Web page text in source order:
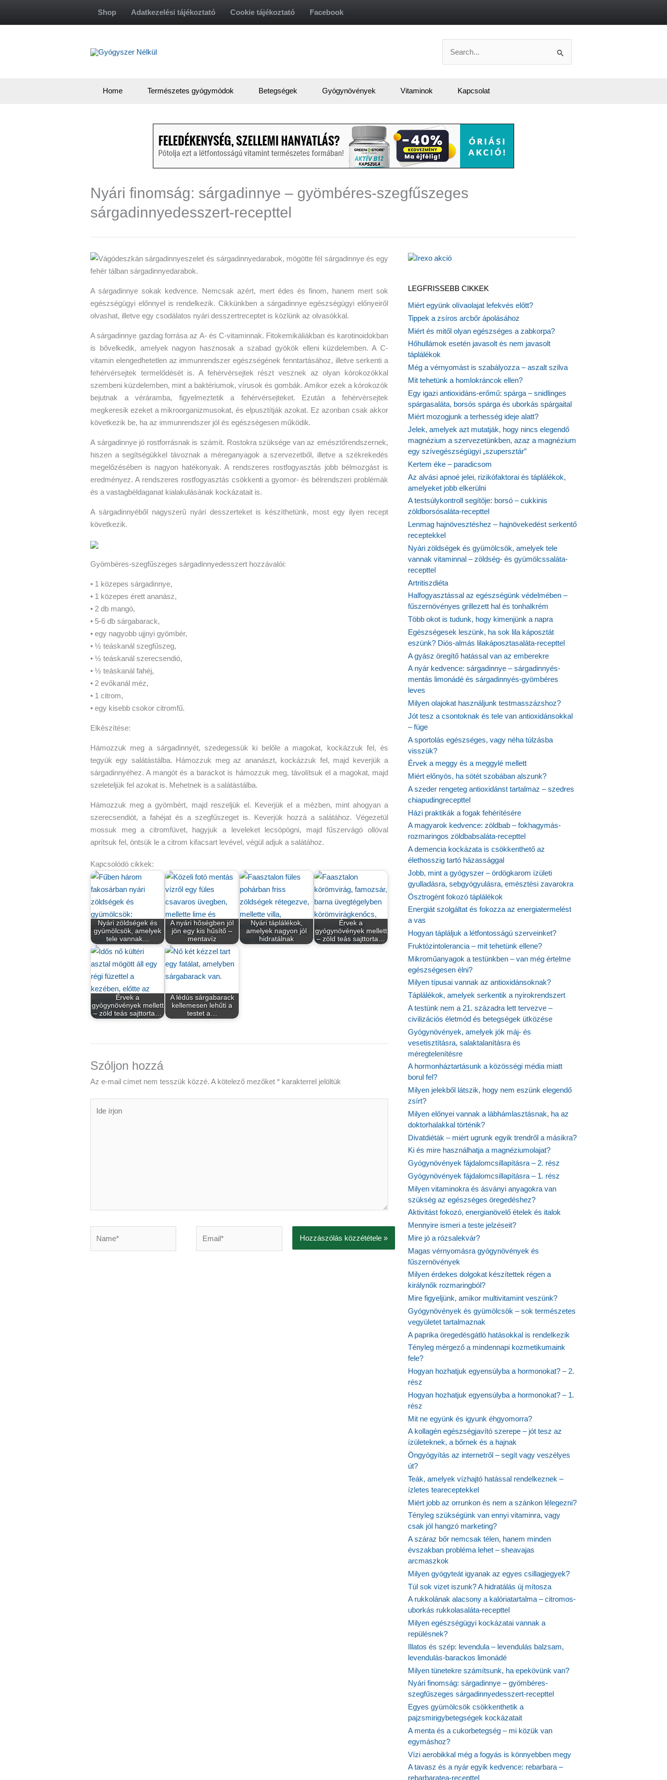
Shop Adatkezelési tájékoztató Cookie tájékoztató Facebook
for:
Home Természetes gyógymódok Betegségek Gyógynövények Vitaminok Kapcsolat
Nyári finomság: sárgadinnye – gyömbéres-szegfűszeges
sárgadinnyedesszert-recepttel
A sárgadinnye sokak kedvence. Nemcsak azért, mert édes és finom, hanem mert sok
egészségügyi előnnyel is rendelkezik. Cikkünkben a sárgadinnye egészségügyi előnyeiről
olvashat, illetve egy csodálatos nyári desszertreceptet is közlünk az olvasókkal.
A sárgadinnye gazdag forrása az A- és C-vitaminnak. Fitokemikáliákban és karotinoidokban
is bővelkedik, amelyek nagyon hasznosak a szabad gyökök elleni küzdelemben. A C-
vitamin elengedhetetlen az immunrendszer egészségének fenntartásához, illetve serkenti a
fehérvérsejtek termelődését is. A fehérvérsejtek részt vesznek az olyan kórokozókkal
szembeni küzdelemben, mint a baktériumok, vírusok és gombák. Amikor ezek a kórokozók
bejutnak a véráramba, figyelmeztetik a fehérvérsejteket. Ezután a fehérvérsejtek
megkeresik ezeket a mikroorganizmusokat, és elpusztítják azokat. Ez azonban csak akkor
következik be, ha az immunrendszer jól és egészségesen működik.
A sárgadinnye jó rostforrásnak is számít. Rostokra szüksége van az emésztőrendszernek,
hiszen a segítségükkel távoznak a méreganyagok a szervezetből, illetve a székrekedés
megelőzésében is nagyon hatékonyak. A rendszeres rostfogyasztás jobb bélmozgást is
eredményez. A rendszeres rostfogyasztás csökkenti a gyomor- és bélrendszeri problémák
és a vastagbéldaganat kialakulásának kockázatait is.
A sárgadinnyéből nagyszerű nyári desszerteket is készíthetünk, most egy ilyen recept
következik.
Gyömbéres-szegfűszeges sárgadinnyedesszert hozzávalói:
• 1 közepes sárgadinnye,
• 1 közepes érett ananász,
• 2 db mangó,
• 5-6 db sárgabarack,
• egy nagyobb ujjnyi gyömbér,
• ½ teáskanál szegfűszeg,
• ½ teáskanál szerecsendió,
• ½ teáskanál fahéj,
• 2 evőkanál méz,
• 1 citrom,
• egy kisebb csokor citromfű.
Elkészítése:
Hámozzuk meg a sárgadinnyét, szedegessük ki belőle a magokat, kockázzuk fel, és
tegyük egy salátástálba. Hámozzuk meg az ananászt, kockázzuk fel, majd keverjük a
sárgadinnyéhez. A mangót és a barackot is hámozzuk meg, távolítsuk el a magokat, majd
szeleteljük fel azokat is. Mehetnek is a salátástálba.
Hámozzuk meg a gyömbért, majd reszeljük el. Keverjük el a mézben, mint ahogyan a
szerecsendiót, a fahéjat és a szegfűszeget is. Keverjük hozzá a salátához. Végezetül
mossuk meg a citromfüvet, hagyjuk a leveleket lecsöpögni, majd fűszervágó ollóval
aprítsuk fel, öntsük le a citrom kifacsart levével, végül adjuk a salátához.
Kapcsolódó cikkek:
Nyári zöldségek és
gyümölcsök, amelyek
tele vannak…
A nyári hőségben jól
jön egy kis hűsítő –
mentavíz
Nyári táplálékok,
amelyek nagyon jól
hidratálnak
Érvek a
gyógynövények mellett
– zöld teás sajttorta…
Érvek a
gyógynövények mellett
– zöld teás sajttorta…
A lédús sárgabarack
kellemesen lehűti a
testet a…
Szóljon hozzá
Az e-mail címet nem tesszük közzé. A kötelező mezőket * karakterrel jelöltük
LEGFRISSEBB CIKKEK
Miért együnk olívaolajat lefekvés előtt?
Tippek a zsíros arcbőr ápolásához
Miért és mitől olyan egészséges a zabkorpa?
Hőhullámok esetén javasolt és nem javasolt
táplálékok
Még a vérnyomást is szabályozza – aszalt szilva
Mit tehetünk a homlokráncok ellen?
Egy igazi antioxidáns-erőmű: spárga – snidlinges
spárgasaláta, borsós spárga és uborkás spárgaital
Miért mozogjunk a terhesség ideje alatt?
Jelek, amelyek azt mutatják, hogy nincs elegendő
magnézium a szervezetünkben, azaz a magnézium
egy szívegészségügyi „szupersztár”
Kertem éke – paradicsom
Az alvási apnoé jelei, rizikófaktorai és táplálékok,
amelyeket jobb elkerülni
A testsúlykontroll segítője: borsó – cukkinis
zöldborsósaláta-recepttel
Lenmag hajnövesztéshez – hajnövekedést serkentő
receptekkel
Nyári zöldségek és gyümölcsök, amelyek tele
vannak vitaminnal – zöldség- és gyümölcssaláta-
recepttel
Artritiszdiéta
Halfogyasztással az egészségünk védelmében –
fűszernövényes grillezett hal és tonhalkrém
Több okot is tudunk, hogy kimenjünk a napra
Egészségesek leszünk, ha sok lila káposztát
eszünk? Diós-almás lilakáposztasaláta-recepttel
A gyász öregítő hatással van az emberekre
A nyár kedvence: sárgadinnye – sárgadinnyés-
mentás limonádé és sárgadinnyés-gyömbéres
leves
Milyen olajokat használjunk testmasszázshoz?
Jót tesz a csontoknak és tele van antioxidánsokkal
– füge
A sportolás egészséges, vagy néha túlzásba
visszük?
Érvek a meggy és a meggylé mellett
Miért előnyös, ha sötét szobában alszunk?
A szeder rengeteg antioxidánst tartalmaz – szedres
chiapudingrecepttel
Házi praktikák a fogak fehérítésére
A magyarok kedvence: zöldbab – fokhagymás-
rozmaringos zöldbabsaláta-recepttel
A demencia kockázata is csökkenthető az
élethosszig tartó házassággal
Jobb, mint a gyógyszer – ördögkarom ízületi
gyulladásra, sebgyógyulásra, emésztési zavarokra
Ösztrogént fokozó táplálékok
Energiát szolgáltat és fokozza az energiatermelést
a vas
Hogyan tápláljuk a létfontosságú szerveinket?
Fruktózintolerancia – mit tehetünk ellene?
Mikroműanyagok a testünkben – van még értelme
egészségesen élni?
Milyen típusai vannak az antioxidánsoknak?
Táplálékok, amelyek serkentik a nyirokrendszert
A testünk nem a 21. századra lett tervezve –
civilizációs életmód és betegségek ütközése
Gyógynövények, amelyek jók máj- és
vesetisztításra, salaktalanításra és
méregtelenítésre
A hormonháztartásunk a közösségi média miatt
borul fel?
Milyen jelekből látszik, hogy nem eszünk elegendő
zsírt?
Milyen előnyei vannak a lábhámlasztásnak, ha az
doktorhalakkal történik?
Divatdiéták – miért ugrunk egyik trendről a másikra?
Ki és mire használhatja a magnéziumolajat?
Gyógynövények fájdalomcsillapításra – 2. rész
Gyógynövények fájdalomcsillapításra – 1. rész
Milyen vitaminokra és ásványi anyagokra van
szükség az egészséges öregedéshez?
Aktivitást fokozó, energianövelő ételek és italok
Mennyire ismeri a teste jelzéseit?
Mire jó a rózsalekvár?
Magas vérnyomásra gyógynövények és
fűszernövények
Milyen érdekes dolgokat készítettek régen a
királynők rozmaringból?
Mire figyeljünk, amikor multivitamint veszünk?
Gyógynövények és gyümölcsök – sok természetes
vegyületet tartalmaznak
A paprika öregedésgátló hatásokkal is rendelkezik
Tényleg mérgező a mindennapi kozmetikumaink
fele?
Hogyan hozhatjuk egyensúlyba a hormonokat? – 2.
rész
Hogyan hozhatjuk egyensúlyba a hormonokat? – 1.
rész
Mit ne együnk és igyunk éhgyomorra?
A kollagén egészségjavító szerepe – jót tesz az
ízületeknek, a bőrnek és a hajnak
Öngyógyítás az internetről – segít vagy veszélyes
út?
Teák, amelyek vízhajtó hatással rendelkeznek –
ízletes teareceptekkel
Miért jobb az orrunkon és nem a szánkon lélegezni?
Tényleg szükségünk van ennyi vitaminra, vagy
csak jól hangzó marketing?
A száraz bőr nemcsak télen, hanem minden
évszakban probléma lehet – sheavajas
arcmaszkok
Milyen gyógyteát igyanak az egyes csillagjegyek?
Túl sok vizet iszunk? A hidratálás új mítosza
A rukkolának alacsony a kalóriatartalma – citromos-
uborkás rukkolasaláta-recepttel
Milyen egészségügyi kockázatai vannak a
repülésnek?
Illatos és szép: levendula – levendulás balzsam,
levendulás-barackos limonádé
Milyen tünetekre számítsunk, ha epekövünk van?
Nyári finomság: sárgadinnye – gyömbéres-
szegfűszeges sárgadinnyedesszert-recepttel
Egyes gyümölcsök csökkenthetik a
pajzsmirigybetegségek kockázatait
A menta és a cukorbetegség – mi közük van
egymáshoz?
Vízi aerobikkal még a fogyás is könnyebben megy
A tavasz és a nyár egyik kedvence: rebarbara –
rebarbaratea-recepttel